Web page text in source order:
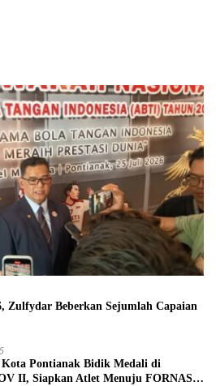
Zulfydar Beberkan Sejumlah Capaian
Kota Pontianak Bidik Medali di
II, Siapkan Atlet Menuju FORNAS